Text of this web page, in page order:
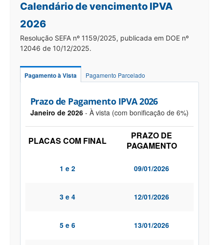
Calendário de vencimento IPVA
2026
Resolução SEFA nº 1159/2025, publicada em DOE nº
12046 de 10/12/2025.
Pagamento à Vista Pagamento Parcelado
Prazo de Pagamento IPVA 2026
Janeiro de 2026 - À vista (com bonificação de 6%)
PLACAS COM FINAL
PRAZO DE
PAGAMENTO
1 e 2 09/01/2026
3 e 4 12/01/2026
5 e 6 13/01/2026